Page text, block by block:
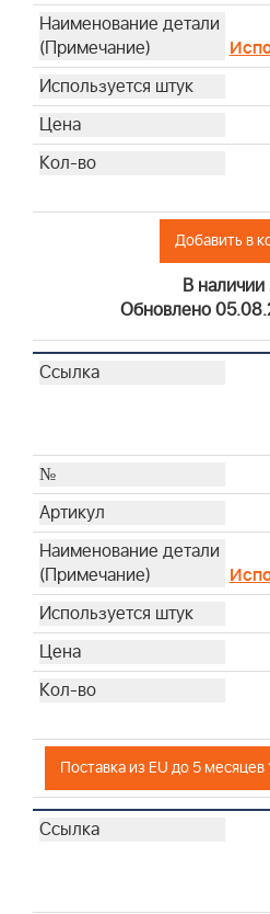
Добавить в
В наличии
Обновлено
Поставка из EU до 5